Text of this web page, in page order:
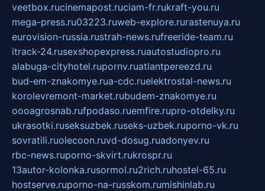
veetbox.rucinemapost.ruciam-fr.rukraft-you.ru
mega-press.ru03223.ruweb-explore.rurastenuya.ru
eurovision-russia.rustrah-news.rufreeride-team.ru
itrack-24.rusexshopexpress.ruautostudiopro.ru
alabuga-cityhotel.rupornv.ruatlantpereezd.ru
bud-em-znakomye.rua-cdc.ruelektrostal-news.ru
korolevremont-market.rubudem-znakomye.ru
oooagrosnab.rufpodaso.ruemfire.rupro-otdelky.ru
ukrasotki.ruseksuzbek.ruseks-uzbek.ruporno-vk.ru
sovratili.ruolecoon.ruvd-dosug.ruadonyev.ru
rbc-news.ruporno-skvirt.rukrospr.ru
13autor-kolonka.rusormol.ru2rich.ruhostel-65.ru
hostserve.ruporno-na-russkom.rumishinlab.ru